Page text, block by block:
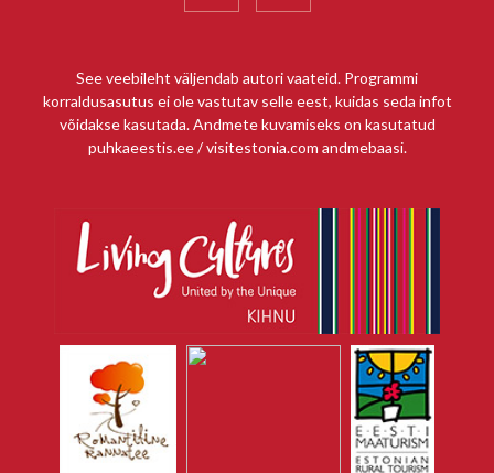
See veebileht väljendab autori vaateid. Programmi
korraldusasutus ei ole vastutav selle eest, kuidas seda infot
võidakse kasutada. Andmete kuvamiseks on kasutatud
puhkaeestis.ee / visitestonia.com andmebaasi.